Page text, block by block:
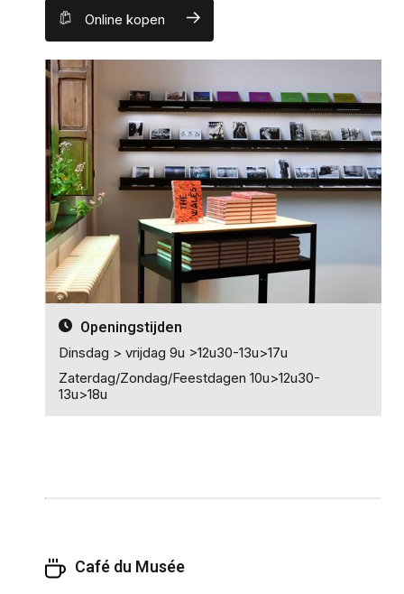
Online kopen
Openingstijden
Dinsdag > vrijdag 9u >12u30-13u>17u
Zaterdag/Zondag/Feestdagen 10u>12u30-
13u>18u
Café du Musée